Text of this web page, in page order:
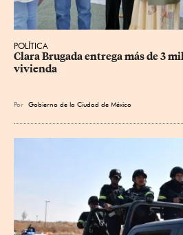
POLÍTICA
Clara Brugada entrega más de 3
vivienda
Por Gobierno de la Ciudad de México